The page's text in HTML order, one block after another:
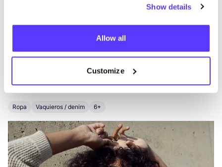
Show details
Allow all
Customize
Alchemist
Ropa Vaquieros / denim 6+